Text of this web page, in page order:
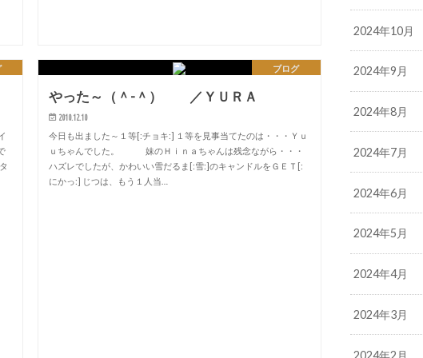
ブログ
やった～（＾-＾） ／ＹＵＲＡ
2010.12.10
今日も出ました～１等[:チョキ:] １等を見事当てたのは・・・Ｙｕ
ｕちゃんでした。 妹のＨｉｎａちゃんは残念ながら・・・
ハズレでしたが、かわいい雪だるま[:雪:]のキャンドルをＧＥＴ[:
にかっ:] じつは、もう１人当…
2024年10月
2024年9月
2024年8月
2024年7月
2024年6月
2024年5月
2024年4月
2024年3月
2024年2月